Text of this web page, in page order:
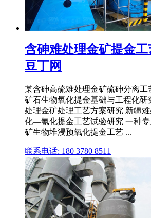
含砷难处理金矿提金
豆丁网
某含砷高硫难处理金矿硫砷分离工
矿石生物氧化提金基础与工程化研
处理金矿处理工艺方案研究 新疆
化―氰化提金工艺试验研究 一种
矿生物堆浸预氧化提金工艺 ...
联系电话: 180 3780 8511